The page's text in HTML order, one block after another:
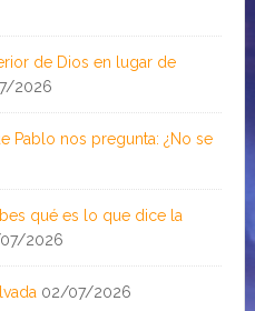
de Dios en lugar de
2026
Pablo nos pregunta: ¿No se
qué es lo que dice la
2026
02/07/2026